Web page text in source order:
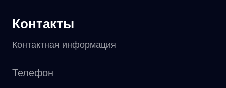
Контакты
Контактная информация
Телефон